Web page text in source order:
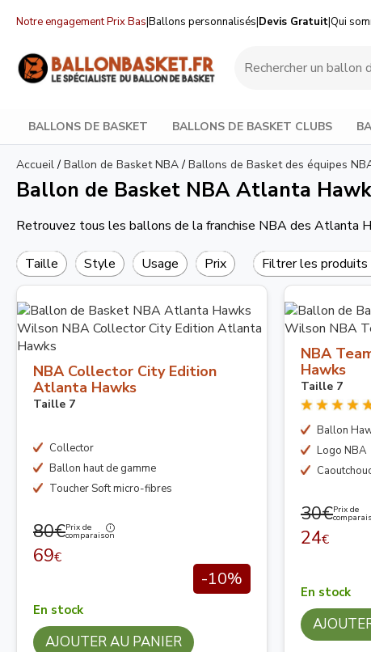
Notre engagement Prix Bas|Ballons personnalisés|Devis Gratuit|Qui
BALLONS DE BASKET BALLONS DE BASKET CLUBS
Accueil / Ballon de Basket NBA / Ballons de Basket des équipes
Ballon de Basket NBA Atlanta
Retrouvez tous les ballons de la franchise NBA des Atlanta
Taille Style Usage Prix Filtrer les produits
NBA Collector City Edition
Atlanta Hawks
Taille 7
Collector
Ballon haut de gamme
Toucher Soft micro-fibres
80€Prix de
comparaison
69€
-10%
En stock
AJOUTER AU PANIER
NBA
Hawks
Taille 7
Ballon
Logo NBA
30€Prix de
24€
En stock